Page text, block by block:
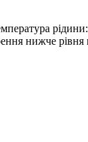
нижче